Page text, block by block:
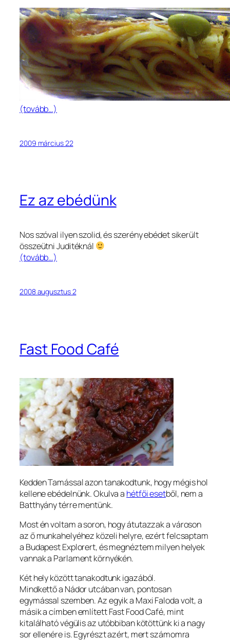
(tovább…)
2009 március 22
Ez az ebédünk
Nos szóval ilyen szolid, és szerény ebédet sikerült
összeütni Juditéknál
(tovább…)
2008 augusztus 2
Fast Food Café
Kedden Tamással azon tanakodtunk, hogy mégis hol
kellene ebédelnünk. Okulva a hétfői esetből, nem a
Batthyány térre mentünk.
Most én voltam a soron, hogy átutazzak a városon
az ő munkahelyéhez közeli helyre, ezért felcsaptam
a Budapest Explorert, és megnéztem milyen helyek
vannak a Parlament környékén.
Két hely között tanakodtunk igazából.
Mindkettő a Nádor utcában van, pontosan
egymással szemben. Az egyik a Maxi Faloda volt, a
másik a címben említett Fast Food Café, mint
kitalálható végülis az utóbbiban kötöttünk ki a nagy
sor ellenére is. Egyrészt azért, mert számomra